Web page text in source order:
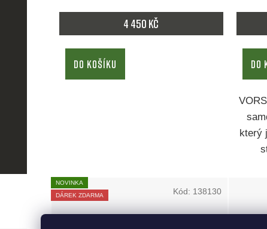
4 450 Kč
DO KOŠÍKU DO
který
NOVINKA
DÁREK ZDARMA
Kód: 138130